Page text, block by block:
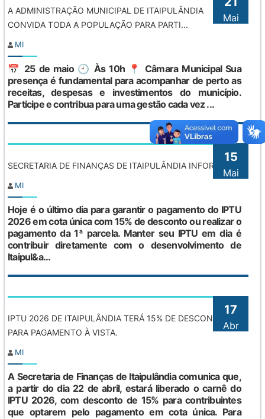
Mai
A ADMINISTRAÇÃO MUNICIPAL DE ITAIPULÂNDIA
CONVIDA TODA A POPULAÇÃO PARA PARTI...
MI
📅 25 de maio 🕙 Às 10h 📍 Câmara Municipal Sua
presença é fundamental para acompanhar de perto as
receitas, despesas e investimentos do município.
Participe e contribua para uma gestão cada vez ...
15
Mai
SECRETARIA DE FINANÇAS DE ITAIPULÂNDIA INFORMA:
MI
Hoje é o último dia para garantir o pagamento do IPTU
2026 em cota única com 15% de desconto ou realizar o
pagamento da 1ª parcela. Manter seu IPTU em dia é
contribuir diretamente com o desenvolvimento de
Itaipul&a...
17
Abr
IPTU 2026 DE ITAIPULÂNDIA TERÁ 15% DE DESCONTO
PARA PAGAMENTO À VISTA.
MI
A Secretaria de Finanças de Itaipulândia comunica que,
a partir do dia 22 de abril, estará liberado o carnê do
IPTU 2026, com desconto de 15% para contribuintes
que optarem pelo pagamento em cota única. Para